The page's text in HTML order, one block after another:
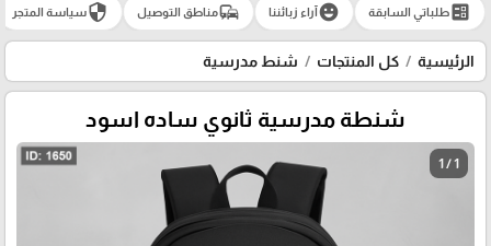
ballotطلباتي السابقة emoji_emotionsآراء زبائننا commuteمناطق التوصيل securityسياسة المتجر
الرئيسية كل المنتجات شنط مدرسية
شنطة مدرسية ثانوي ساده اسود
1 / 1